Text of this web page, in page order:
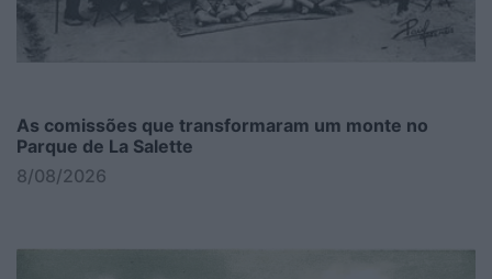
As comissões que transformaram um monte no
Parque de La Salette
8/08/2026